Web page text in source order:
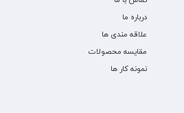
درباره ما
علاقه مندی ها
مقایسه محصولات
نمونه کار ها